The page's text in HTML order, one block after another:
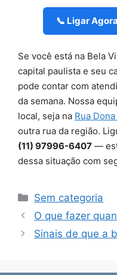
📞 Ligar Agora
Se você está na Bela
capital paulista e seu
pode contar com
da semana. Nossa
local, seja na Rua
outra rua da região.
(11) 97996-6407 —
dessa situação com
Categorias
Sem categoria
O que fazer
Sinais de que a